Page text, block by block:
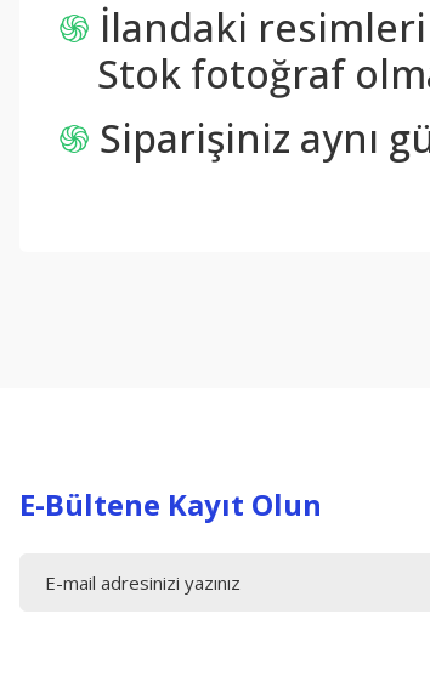
֍ İlandaki
Stok fotoğraf
֍ Siparişiniz aynı
E-Bültene Kayıt Olun